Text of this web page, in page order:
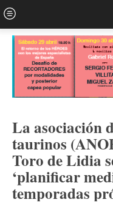
La asociación
taurinos
Toro de Lidia
‘planificar
temporadas